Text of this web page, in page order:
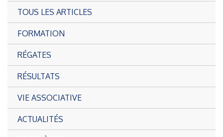
TOUS LES ARTICLES
FORMATION
RÉGATES
RÉSULTATS
VIE ASSOCIATIVE
ACTUALITÉS